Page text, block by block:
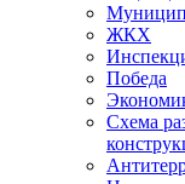
ЖКХ
Победа
Схема